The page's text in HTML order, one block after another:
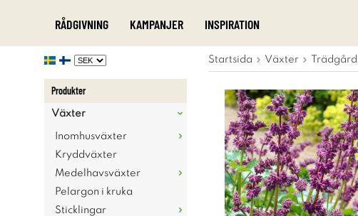
RÅDGIVNING KAMPANJER INSPIRATION
Produkter
Växter
Inomhusväxter
Kryddväxter
Medelhavsväxter
Pelargon i kruka
Sticklingar
Startsida Växter